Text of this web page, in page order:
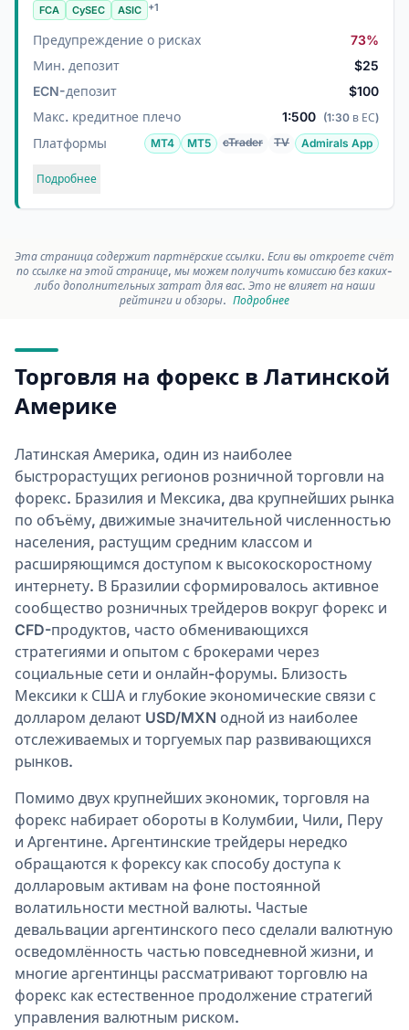
FCA CySEC ASIC +1
Предупреждение о рисках
73%
Мин. депозит
$25
ECN-депозит
$100
Макс. кредитное плечо
1:500 (1:30 в ЕС)
Платформы MT4 MT5 cTrader TV Admirals App
Подробнее
Эта страница содержит партнёрские ссылки. Если вы откроете счёт
по ссылке на этой странице, мы можем получить комиссию без каких-
либо дополнительных затрат для вас. Это не влияет на наши
рейтинги и обзоры. Подробнее
Торговля на форекс в Латинской
Америке
Латинская Америка, один из наиболее
быстрорастущих регионов розничной торговли на
форекс. Бразилия и Мексика, два крупнейших рынка
по объёму, движимые значительной численностью
населения, растущим средним классом и
расширяющимся доступом к высокоскоростному
интернету. В Бразилии сформировалось активное
сообщество розничных трейдеров вокруг форекс и
CFD-продуктов, часто обменивающихся
стратегиями и опытом с брокерами через
социальные сети и онлайн-форумы. Близость
Мексики к США и глубокие экономические связи с
долларом делают USD/MXN одной из наиболее
отслеживаемых и торгуемых пар развивающихся
рынков.
Помимо двух крупнейших экономик, торговля на
форекс набирает обороты в Колумбии, Чили, Перу
и Аргентине. Аргентинские трейдеры нередко
обращаются к форексу как способу доступа к
долларовым активам на фоне постоянной
волатильности местной валюты. Частые
девальвации аргентинского песо сделали валютную
осведомлённость частью повседневной жизни, и
многие аргентинцы рассматривают торговлю на
форекс как естественное продолжение стратегий
управления валютным риском.